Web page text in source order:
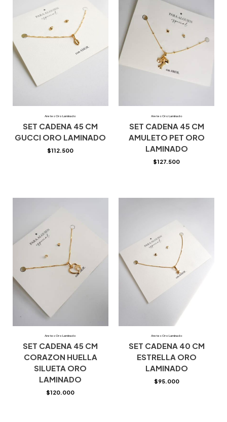
Aretes Oro Laminado
SET CADENA 45 CM
GUCCI ORO LAMINADO
$112.500
Aretes Oro Laminado
SET CADENA 45 CM
AMULETO PET ORO
LAMINADO
$127.500
Aretes Oro Laminado
SET CADENA 45 CM
CORAZON HUELLA
SILUETA ORO
LAMINADO
$120.000
Aretes Oro Laminado
SET CADENA 40 CM
ESTRELLA ORO
LAMINADO
$95.000